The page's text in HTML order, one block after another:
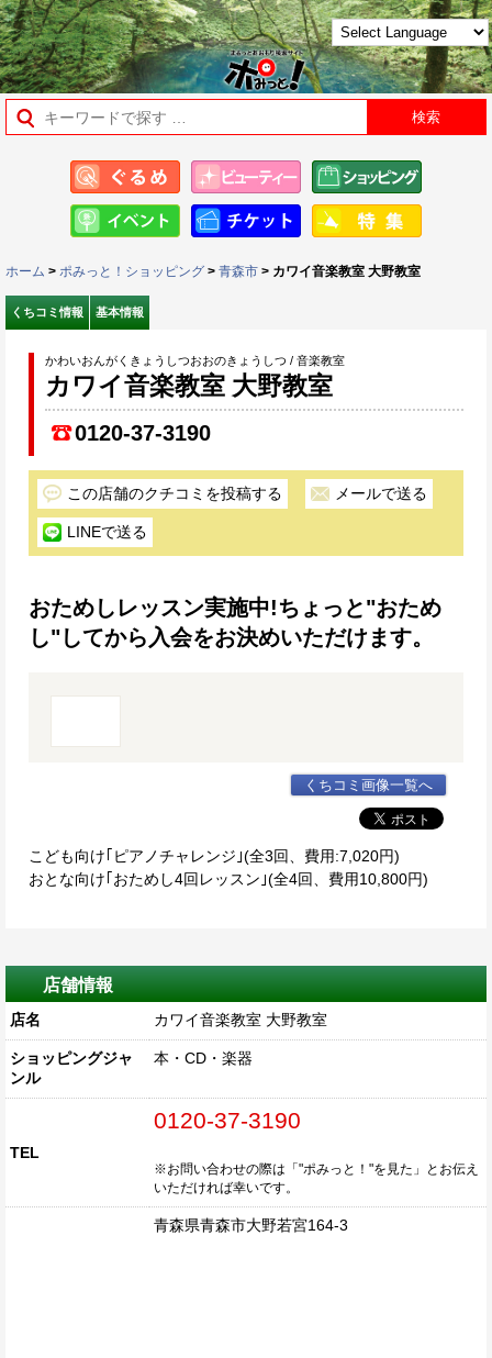
ホーム > ポみっと！ショッピング > 青森市 > カワイ音楽教室 大野教室
くちコミ情報 基本情報
かわいおんがくきょうしつおおのきょうしつ / 音楽教室
カワイ音楽教室 大野教室
0120-37-3190
この店舗のクチコミを投稿する メールで送る
LINEで送る
おためしレッスン実施中!ちょっと"おため
し"してから入会をお決めいただけます。
くちコミ画像一覧へ
こども向け｢ピアノチャレンジ｣(全3回、費用:7,020円)
おとな向け｢おためし4回レッスン｣(全4回、費用10,800円)
店舗情報
店名 カワイ音楽教室 大野教室
ショッピングジャ
ンル
本・CD・楽器
TEL
0120-37-3190
※お問い合わせの際は「"ポみっと！"を見た」とお伝え
いただければ幸いです。
青森県青森市大野若宮164-3